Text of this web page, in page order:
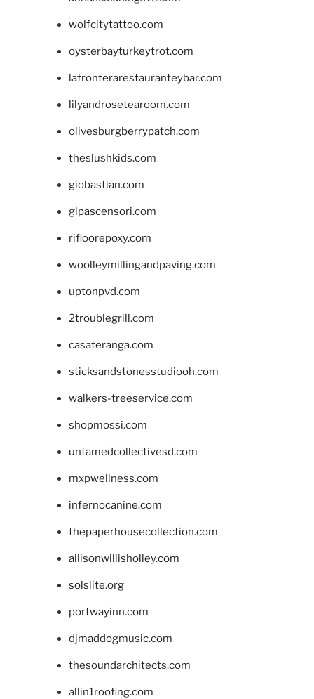
wolfcitytattoo.com
oysterbayturkeytrot.com
lafronterarestauranteybar.com
lilyandrosetearoom.com
olivesburgberrypatch.com
theslushkids.com
giobastian.com
glpascensori.com
rifloorepoxy.com
woolleymillingandpaving.com
uptonpvd.com
2troublegrill.com
casateranga.com
sticksandstonesstudiooh.com
walkers-treeservice.com
shopmossi.com
untamedcollectivesd.com
mxpwellness.com
infernocanine.com
thepaperhousecollection.com
allisonwillisholley.com
solslite.org
portwayinn.com
djmaddogmusic.com
thesoundarchitects.com
allin1roofing.com